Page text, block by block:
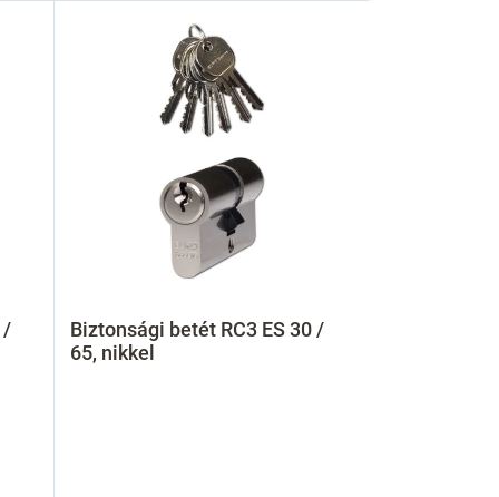
/
Biztonsági betét RC3 ES 30 /
65, nikkel